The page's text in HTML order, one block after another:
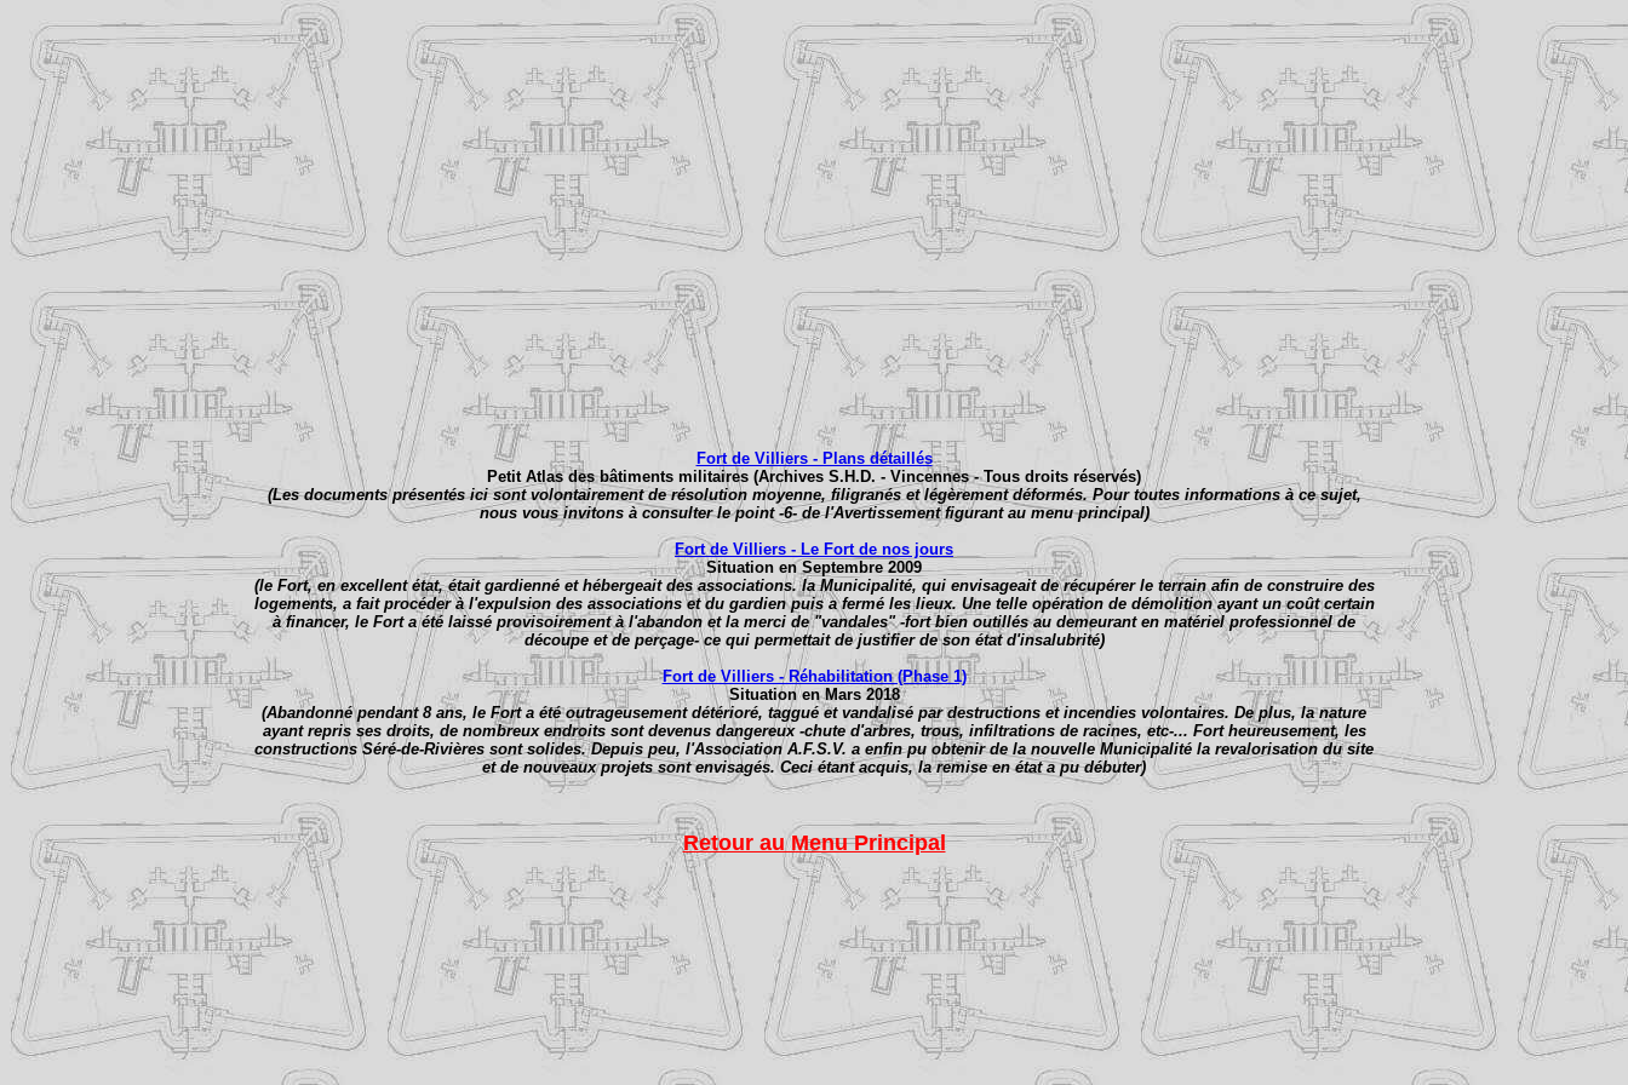
Fort de Villiers - Plans détaillés
Petit Atlas des bâtiments militaires (Archives S.H.D. - Vincennes - Tous droits réservés)
(Les documents présentés ici sont volontairement de résolution moyenne, filigranés et légèrement déformés. Pour toutes informations à ce sujet,
nous vous invitons à consulter le point -6- de l'Avertissement figurant au menu principal)
Fort de Villiers - Le Fort de nos jours
Situation en Septembre 2009
(le Fort, en excellent état, était gardienné et hébergeait des associations. la Municipalité, qui envisageait de récupérer le terrain afin de construire des
logements, a fait procéder à l'expulsion des associations et du gardien puis a fermé les lieux. Une telle opération de démolition ayant un coût certain
à financer, le Fort a été laissé provisoirement à l'abandon et la merci de "vandales" -fort bien outillés au demeurant en matériel professionnel de
découpe et de perçage- ce qui permettait de justifier de son état d'insalubrité)
Fort de Villiers - Réhabilitation (Phase 1)
Situation en Mars 2018
(Abandonné pendant 8 ans, le Fort a été outrageusement détérioré, taggué et vandalisé par destructions et incendies volontaires. De plus, la nature
ayant repris ses droits, de nombreux endroits sont devenus dangereux -chute d'arbres, trous, infiltrations de racines, etc-... Fort heureusement, les
constructions Séré-de-Rivières sont solides. Depuis peu, l'Association A.F.S.V. a enfin pu obtenir de la nouvelle Municipalité la revalorisation du site
et de nouveaux projets sont envisagés. Ceci étant acquis, la remise en état a pu débuter)
Retour au Menu Principal